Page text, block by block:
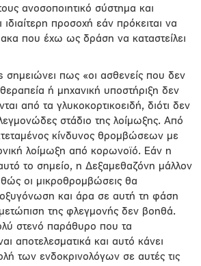
ανοσοποιητικό σύστημα και
προσοχή εάν πρόκειται να
που έχω ως δράση να καταστείλει
πως «οι ασθενείς που δεν
ή μηχανική υποστήριξη δεν
από τα γλυκοκορτικοειδή, διότι δεν
στάδιο της λοίμωξης. Από
κίνδυνος θρομβώσεων με
λοίμωξη από κορωνοϊό. Εάν η
το σημείο, η Δεξαμεθαζόνη μάλλον
οι μικροθρομβώσεις θα
και άρα σε αυτή τη φάση
της φλεγμονής δεν βοηθά.
στενό παράθυρο που τα
αποτελεσματικά και αυτό κάνει
των ενδοκρινολόγων σε αυτές τις